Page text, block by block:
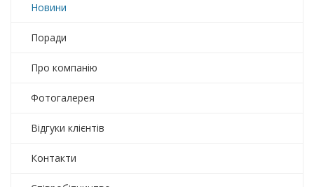
Новини
Поради
Про компанію
Фотогалерея
Відгуки клієнтів
Контакти